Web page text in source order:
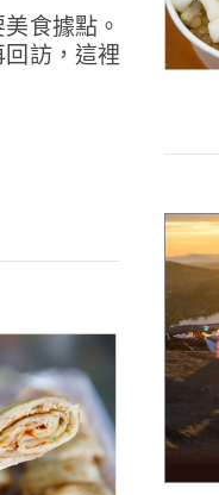
食據點。
訪，這裡